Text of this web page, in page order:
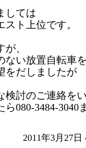
しては
ト上位です。
、
ない放置自転車
をだしましたが
検討のご連絡を
080-3484-3040
2011年3月27